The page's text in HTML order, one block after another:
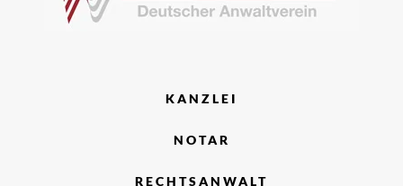
KANZLEI
NOTAR
RECHTSANWALT